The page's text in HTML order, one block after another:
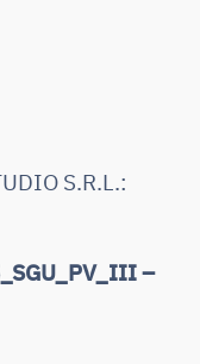
S.R.L.:
–